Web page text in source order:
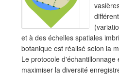
et à des échelles spatiales
botanique est réalisé selon la
Le protocole d'échantillonnage
maximiser la diversité